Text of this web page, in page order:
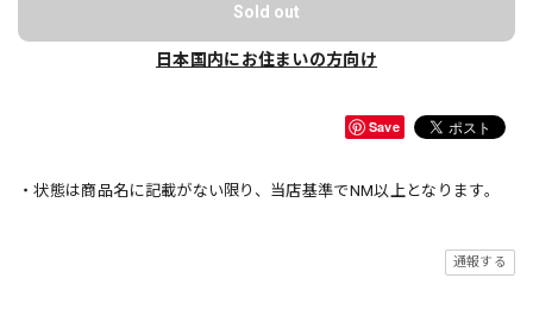
Sold out
日本国内にお住まいの方向け
Save
・状態は商品名に記載がない限り、当店基準でNM以上となります。
通報する